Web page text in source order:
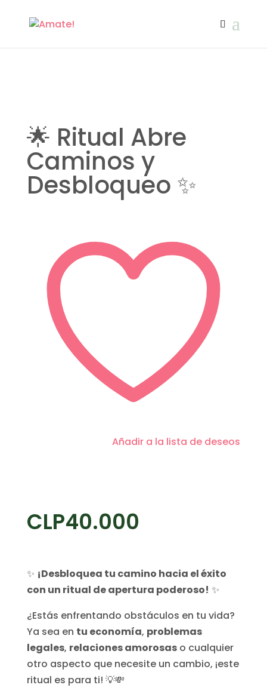
🌟 Ritual Abre
Caminos y
Desbloqueo ✨
Añadir a la lista de deseos
CLP40.000
✨ ¡Desbloquea tu camino hacia el éxito
con un ritual de apertura poderoso! ✨
¿Estás enfrentando obstáculos en tu vida?
Ya sea en tu economía, problemas
legales, relaciones amorosaso cualquier
otro aspecto que necesite un cambio, ¡este
ritual es para ti! 💡💸